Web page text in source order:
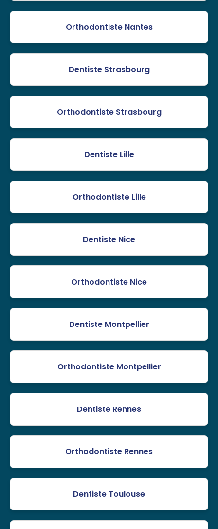
Orthodontiste Nantes
Dentiste Strasbourg
Orthodontiste Strasbourg
Dentiste Lille
Orthodontiste Lille
Dentiste Nice
Orthodontiste Nice
Dentiste Montpellier
Orthodontiste Montpellier
Dentiste Rennes
Orthodontiste Rennes
Dentiste Toulouse